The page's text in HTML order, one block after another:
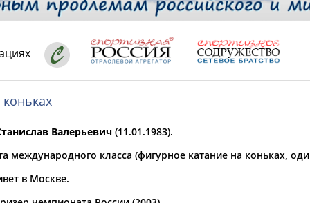
ТАБЛО
РЕСУРСНАЯ ПЛОЩАДКА
регион*
проживания
Валерьевич (11.01.1983).
международного класса (фигурное катание на коньках,
в Москве.